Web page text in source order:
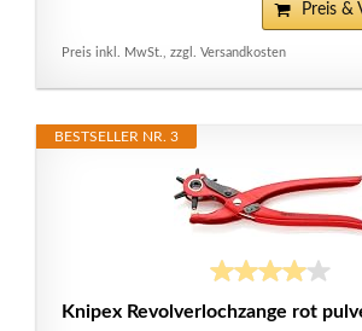
Preis &
Preis inkl. MwSt., zzgl. Versandkosten
BESTSELLER NR. 3
Knipex Revolverlochzange rot